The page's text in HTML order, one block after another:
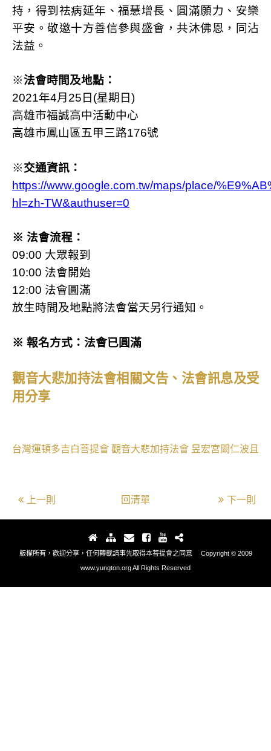
持，得到祛病延年、福慧增長、圓滿願力、安樂
平安。敬邀十方善信參與盛會，共沐佛恩，同沾
法益。
※法會時間及地點：
2021年4月 25 日 (星期日 )
高雄市福誠高中活動中心
高雄市鳳山區五甲三路176號
※交通資訊：
https://www.google.com.tw/maps/place/
hl=zh-TW&authuser=0
※ 法會流程：
09:00 大眾報到
10:00 法會開始
12:00 法會圓滿
放生時間及地點將法會當天另行通知。
※ 報名方式：法會已圓滿
觀音大悲加持法會相關文告、法會訊息及受
用分享
台灣運頓多吉白菩提會 觀音大悲加持法會 昱宏宮闕仁波且
上一則 回清單 下一則
版權所有，歡迎分享，任何轉載請事先取得本菩提會之同意 Copyright © 2009
www.yungton.org All Rights Reserved